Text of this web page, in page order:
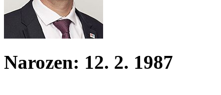
Narozen: 12. 2. 1987